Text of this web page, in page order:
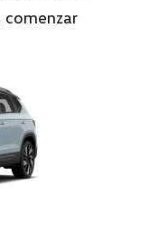
comenzar